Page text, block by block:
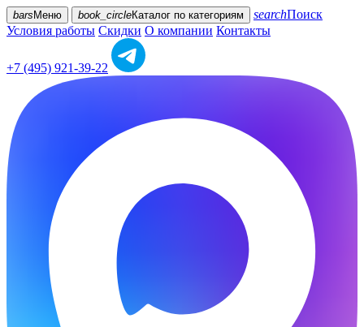
bars Меню book_circleКаталог по категориям searchПоиск
Условия работы Скидки О компании Контакты
+7 (495) 921-39-22